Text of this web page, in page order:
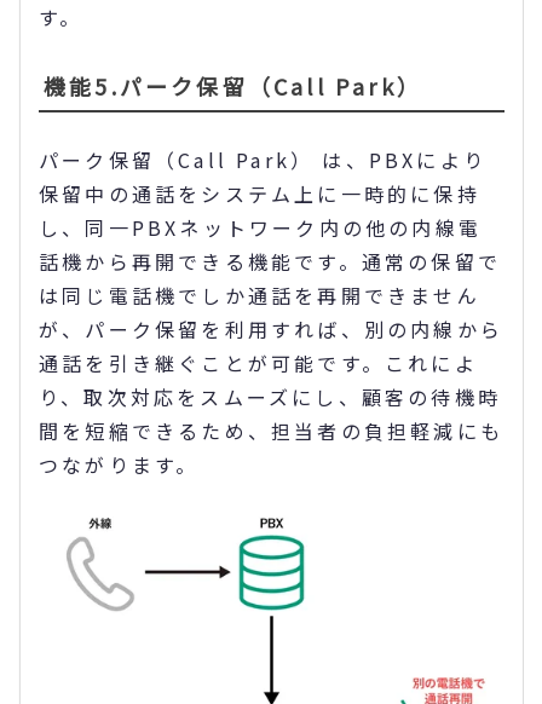
す。
機能5.パーク保留（Call Park）
パーク保留（Call Park） は、PBXにより
保留中の通話をシステム上に一時的に保持
し、同一PBXネットワーク内の他の内線電
話機から再開できる機能です。通常の保留で
は同じ電話機でしか通話を再開できません
が、パーク保留を利用すれば、別の内線から
通話を引き継ぐことが可能です。これによ
り、取次対応をスムーズにし、顧客の待機時
間を短縮できるため、担当者の負担軽減にも
つながります。